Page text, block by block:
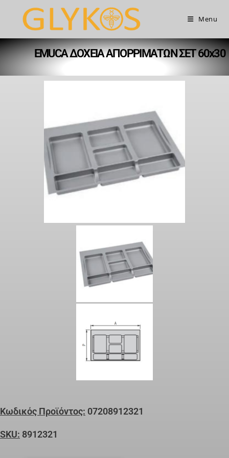
Menu
EMUCA ΔΟΧΕΙΑ ΑΠΟΡΡΙΜΑΤΩΝ ΣΕΤ 60x30
Κωδικός Προϊόντος: 07208912321
SKU: 8912321